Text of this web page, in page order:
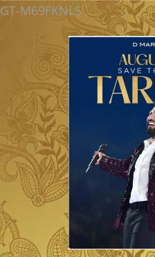
GT-M69FKNLS